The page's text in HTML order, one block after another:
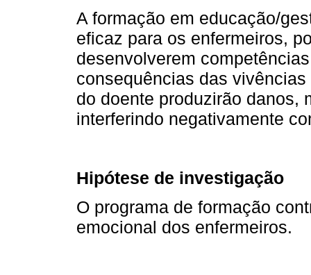
A formação em educação/
eficaz para os enfermeiros,
desenvolverem
consequências das
do doente produzirão danos,
interferindo negativamente
Hipótese de investigação
O programa de formação
emocional dos enfermeiros.